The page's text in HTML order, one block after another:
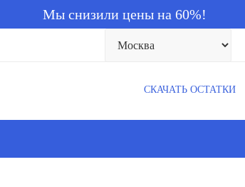
Мы снизили цены на 60%!
СКАЧАТЬ ОСТАТКИ